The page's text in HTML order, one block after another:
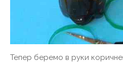
Тепер беремо в руки